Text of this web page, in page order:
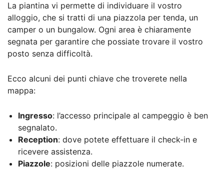
La piantina vi permette di individuare il vostro
alloggio, che si tratti di una piazzola per tenda, un
camper o un bungalow. Ogni area è chiaramente
segnata per garantire che possiate trovare il vostro
posto senza difficoltà.
Ecco alcuni dei punti chiave che troverete nella
mappa:
Ingresso: l’accesso principale al campeggio è ben
segnalato.
Reception: dove potete effettuare il check-in e
ricevere assistenza.
Piazzole: posizioni delle piazzole numerate.